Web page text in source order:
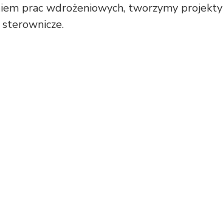
prac wdrożeniowych, tworzymy projekty